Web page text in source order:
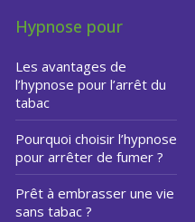
Hypnose pour
Les avantages de
l’hypnose pour l’arrêt du
tabac
Pourquoi choisir l’hypnose
pour arrêter de fumer ?
Prêt à embrasser une vie
sans tabac ?